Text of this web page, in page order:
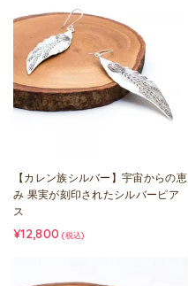
【カレン族シルバー】宇宙からの恵
み 果実が刻印されたシルバーピア
ス
¥12,800 (税込)